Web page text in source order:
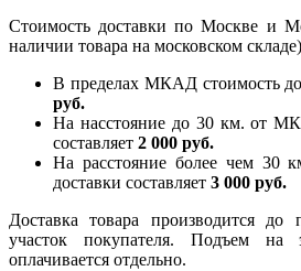
Стоимость доставки по Москве и
наличии товара на московском
В пределах МКАД стоимость
руб.
На насcтояние до 30 км. от
составляет 2 000 руб.
На расстояние более чем 30
доставки составляет 3 000 руб.
Доставка товара производится до
участок покупателя. Подъем на
оплачивается отдельно.